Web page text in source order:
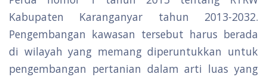
Kabupaten Karanganyar tahun 2013-2032.
Pengembangan kawasan tersebut harus berada
di wilayah yang memang diperuntukkan untuk
pengembangan pertanian dalam arti luas yang